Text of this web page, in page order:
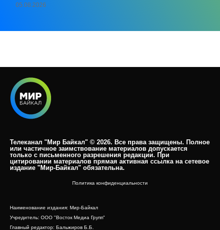
05.08.2026
Телеканал "Мир Байкал" © 2026. Все права защищены. Полное
или частичное заимствование материалов допускается
только с письменного разрешения редакции. При
цитировании материалов прямая активная ссылка на сетевое
издание "Мир-Байкал" обязательна.​
Политика конфиденциальности
Наименование издания: Мир-Байкал
Учредитель: ООО "Восток Медиа Групп"
Главный редактор: Бальжиров Б.Б.